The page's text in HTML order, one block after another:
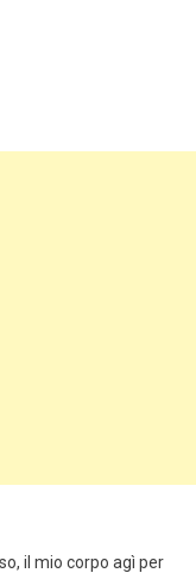
il mio corpo agì per